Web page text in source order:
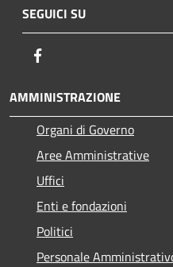
SEGUICI SU
AMMINISTRAZIONE
Organi di Governo
Aree Amministrative
Uffici
Enti e fondazioni
Politici
Personale